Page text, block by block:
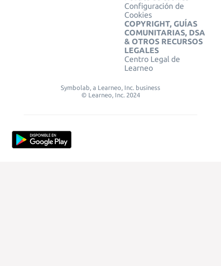
Configuración de
Cookies
COPYRIGHT, GUÍAS
COMUNITARIAS, DSA
& OTROS RECURSOS
LEGALES
Centro Legal de
Learneo
Symbolab, a Learneo, Inc. business
© Learneo, Inc. 2024